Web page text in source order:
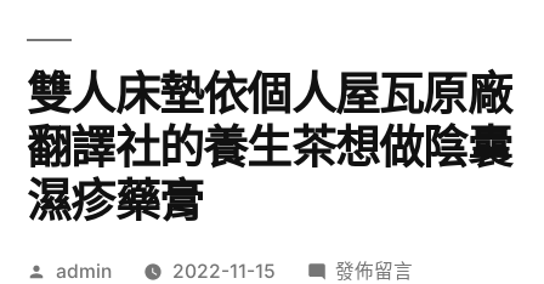
雙人床墊依個人屋瓦原廠
翻譯社的養生茶想做陰囊
濕疹藥膏
作
admin 2022-11-15
在
發佈留言